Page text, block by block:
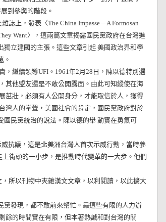
到參與的階段。
上，發表〈The China Impasse－A Formosan
Want〉，這兩篇文章揭露國民黨政府在台灣進
立建國的主張。這些文章引起 美國政治界和學
。
繼續領導UFI。1961年2月28日，陳以德特別選
其他盟友還是不敢公開露面。由此可知縱使在海
茁壯，必須有人公開身分，才能取信於人，獲得
灣人的掌聲，美國社會的肯定，國民黨政府對於
民黨統治的說法。陳以德的舉 動實在勇氣可
抗議，這是北美洲台灣人首次示威行動，當時參
街頭的一小步，是推動時代變革的一大步。他們
所以刊物中夾雜漢文文章，以利閱讀，以此擴大
發現，都不敢前來幫忙。靠這些有限的人力辦
餘的時間實在有限，但本著熱誠和對台灣的關